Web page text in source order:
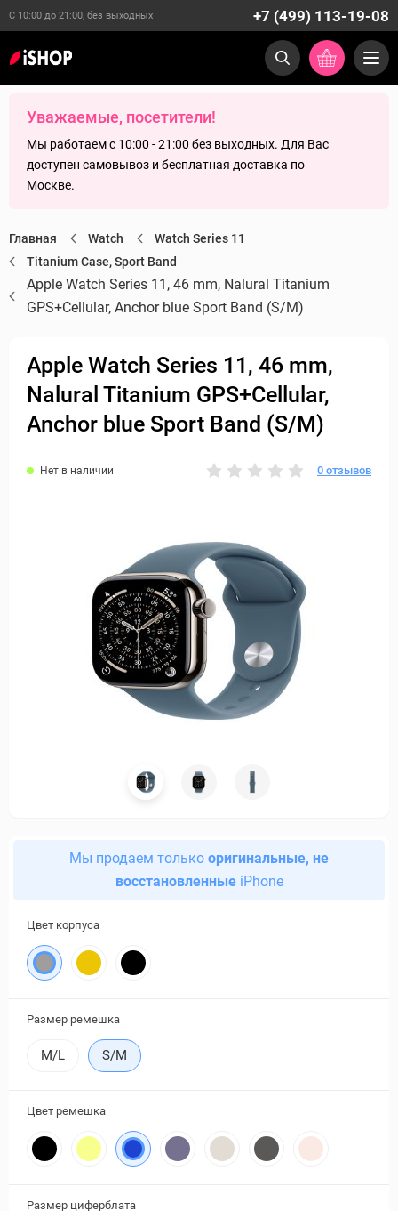
С 10:00 до 21:00, без выходных +7 (499) 113-19-08
Уважаемые, посетители!
Мы работаем с 10:00 - 21:00 без выходных. Для Вас
доступен самовывоз и бесплатная доставка по
Москве.
Главная Watch
Watch Series 11
Titanium Case, Sport Band
Apple Watch Series 11, 46 mm, Nalural Titanium
GPS+Cellular, Anchor blue Sport Band (S/M)
Apple Watch Series 11, 46 mm,
Nalural Titanium GPS+Cellular,
Anchor blue Sport Band (S/M)
Нет в наличии 0 отзывов
Мы продаем только оригинальные, не
восстановленныеiPhone
Цвет корпуса
Размер ремешка
M/L S/M
Цвет ремешка
Размер циферблата